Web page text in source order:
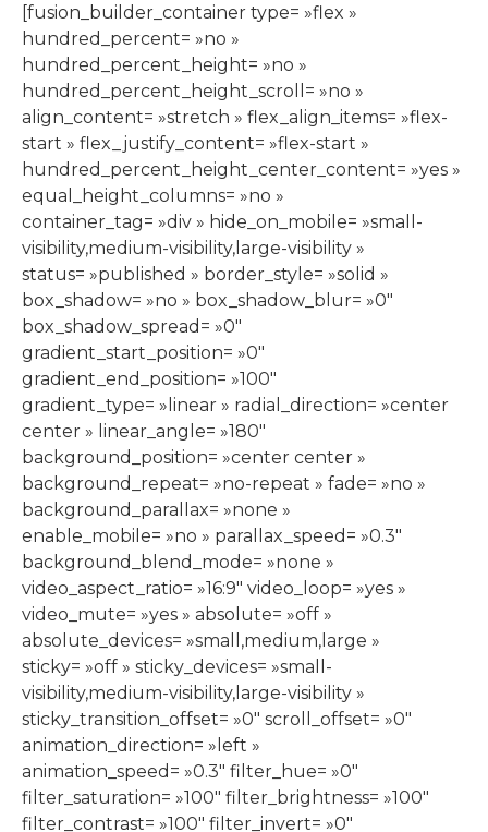
[fusion_builder_container type= »flex »
hundred_percent= »no »
hundred_percent_height= »no »
hundred_percent_height_scroll= »no »
align_content= »stretch » flex_align_items= »flex-
start » flex_justify_content= »flex-start »
hundred_percent_height_center_content= »yes »
equal_height_columns= »no »
container_tag= »div » hide_on_mobile= »small-
visibility,medium-visibility,large-visibility »
status= »published » border_style= »solid »
box_shadow= »no » box_shadow_blur= »0″
box_shadow_spread= »0″
gradient_start_position= »0″
gradient_end_position= »100″
gradient_type= »linear » radial_direction= »center
center » linear_angle= »180″
background_position= »center center »
background_repeat= »no-repeat » fade= »no »
background_parallax= »none »
enable_mobile= »no » parallax_speed= »0.3″
background_blend_mode= »none »
video_aspect_ratio= »16:9″ video_loop= »yes »
video_mute= »yes » absolute= »off »
absolute_devices= »small,medium,large »
sticky= »off » sticky_devices= »small-
visibility,medium-visibility,large-visibility »
sticky_transition_offset= »0″ scroll_offset= »0″
animation_direction= »left »
animation_speed= »0.3″ filter_hue= »0″
filter_saturation= »100″ filter_brightness= »100″
filter_contrast= »100″ filter_invert= »0″